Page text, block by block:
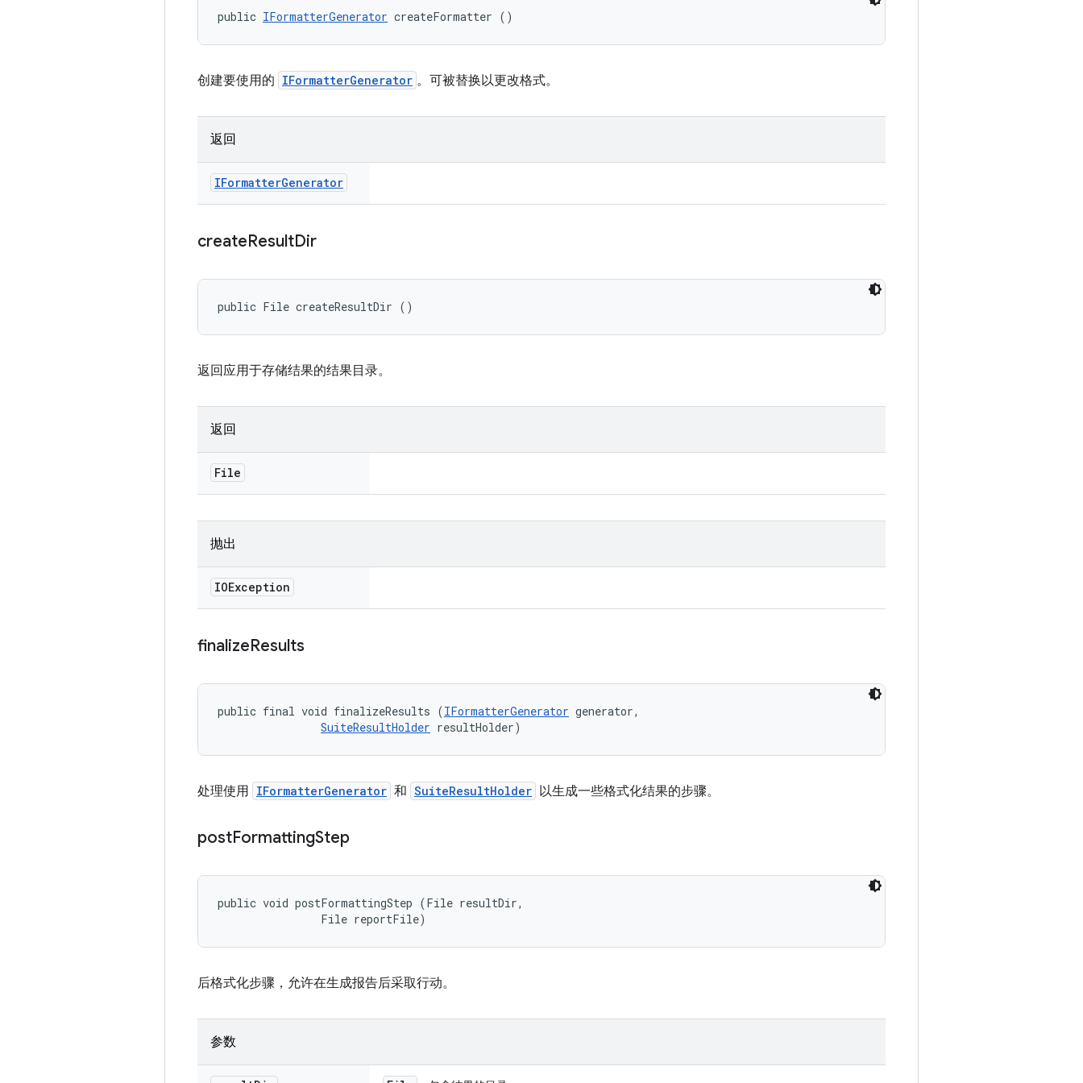
public IFormatterGenerator createFormatter ()
创建要使用的 IFormatterGenerator 。可被替换以更改格式。
返回
IFormatterGenerator
createResultDir
public File createResultDir ()
返回应用于存储结果的结果目录。
返回
File
抛出
IOException
finalizeResults
public final void finalizeResults (IFormatterGenerator generator,
SuiteResultHolder resultHolder)
处理使用 IFormatterGenerator 和 SuiteResultHolder 以生成一些格式化结果的步骤。
postFormattingStep
public void postFormattingStep (File resultDir,
                File reportFile)
后格式化步骤，允许在生成报告后采取行动。
参数